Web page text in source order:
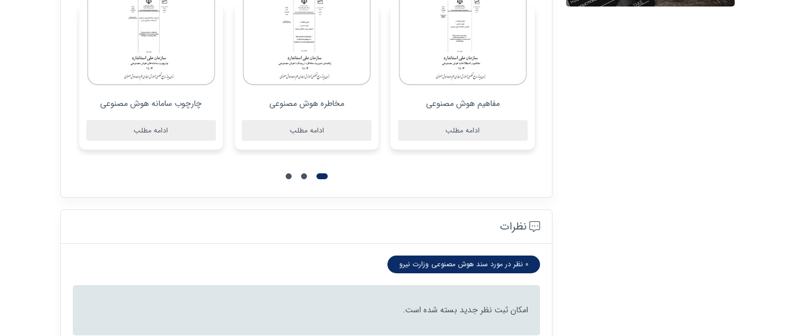
مخاطره هوش مصنوعی
ادامه مطلب
چارچوب سامانه هوش مصنوعی
ادامه مطلب
حکمرانی هوش مصنوعی
ادامه مطلب
نظرات
0 نظر در مورد سند هوش مصنوعی وزارت نیرو
امکان ثبت نظر جدید بسته شده است.